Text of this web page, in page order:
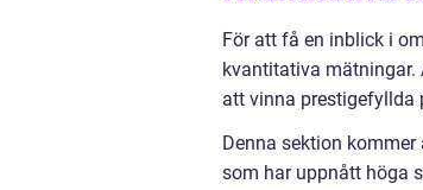
För att få en inblick i
kvantitativa mätningar.
att vinna prestigefyllda
Denna sektion
som har uppnått höga